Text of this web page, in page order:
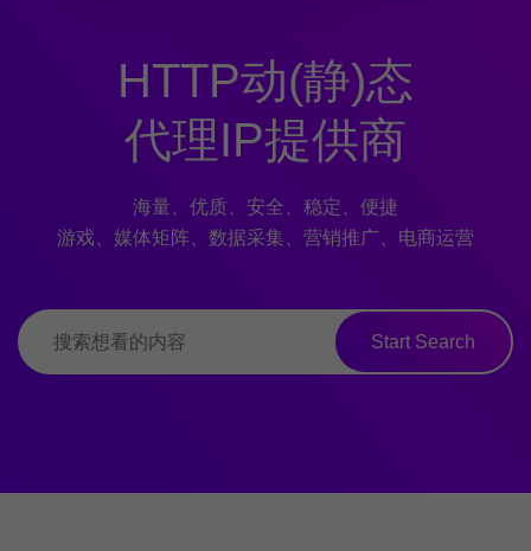
HTTP动(静)态
代理IP提供商
海量、优质、安全、稳定、便捷
游戏、媒体矩阵、数据采集、营销推广、电商运营
Start Search